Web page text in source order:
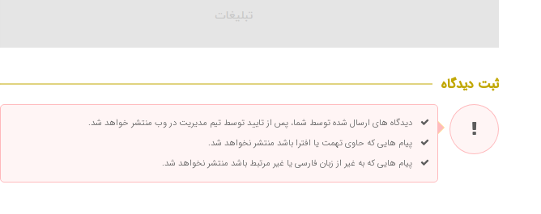
ثبت دیدگاه
دیدگاه های ارسال شده توسط شما، پس از تایید توسط تیم مدیریت در وب منتشر خواهد شد.
پیام هایی که حاوی تهمت یا افترا باشد منتشر نخواهد شد.
پیام هایی که به غیر از زبان فارسی یا غیر مرتبط باشد منتشر نخواهد شد.